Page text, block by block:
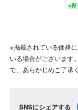
※探
※掲載されている価格
いる場合がございます
で、あらかじめご了承
SNSにシェアする